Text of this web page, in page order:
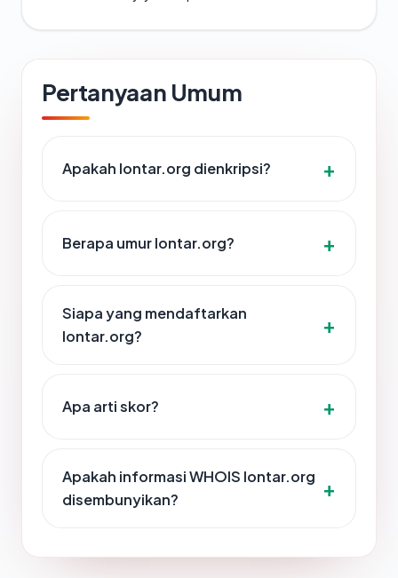
Pertanyaan Umum
Apakah lontar.org dienkripsi?
Berapa umur lontar.org?
Siapa yang mendaftarkan
lontar.org?
Apa arti skor?
Apakah informasi WHOIS lontar.org
disembunyikan?